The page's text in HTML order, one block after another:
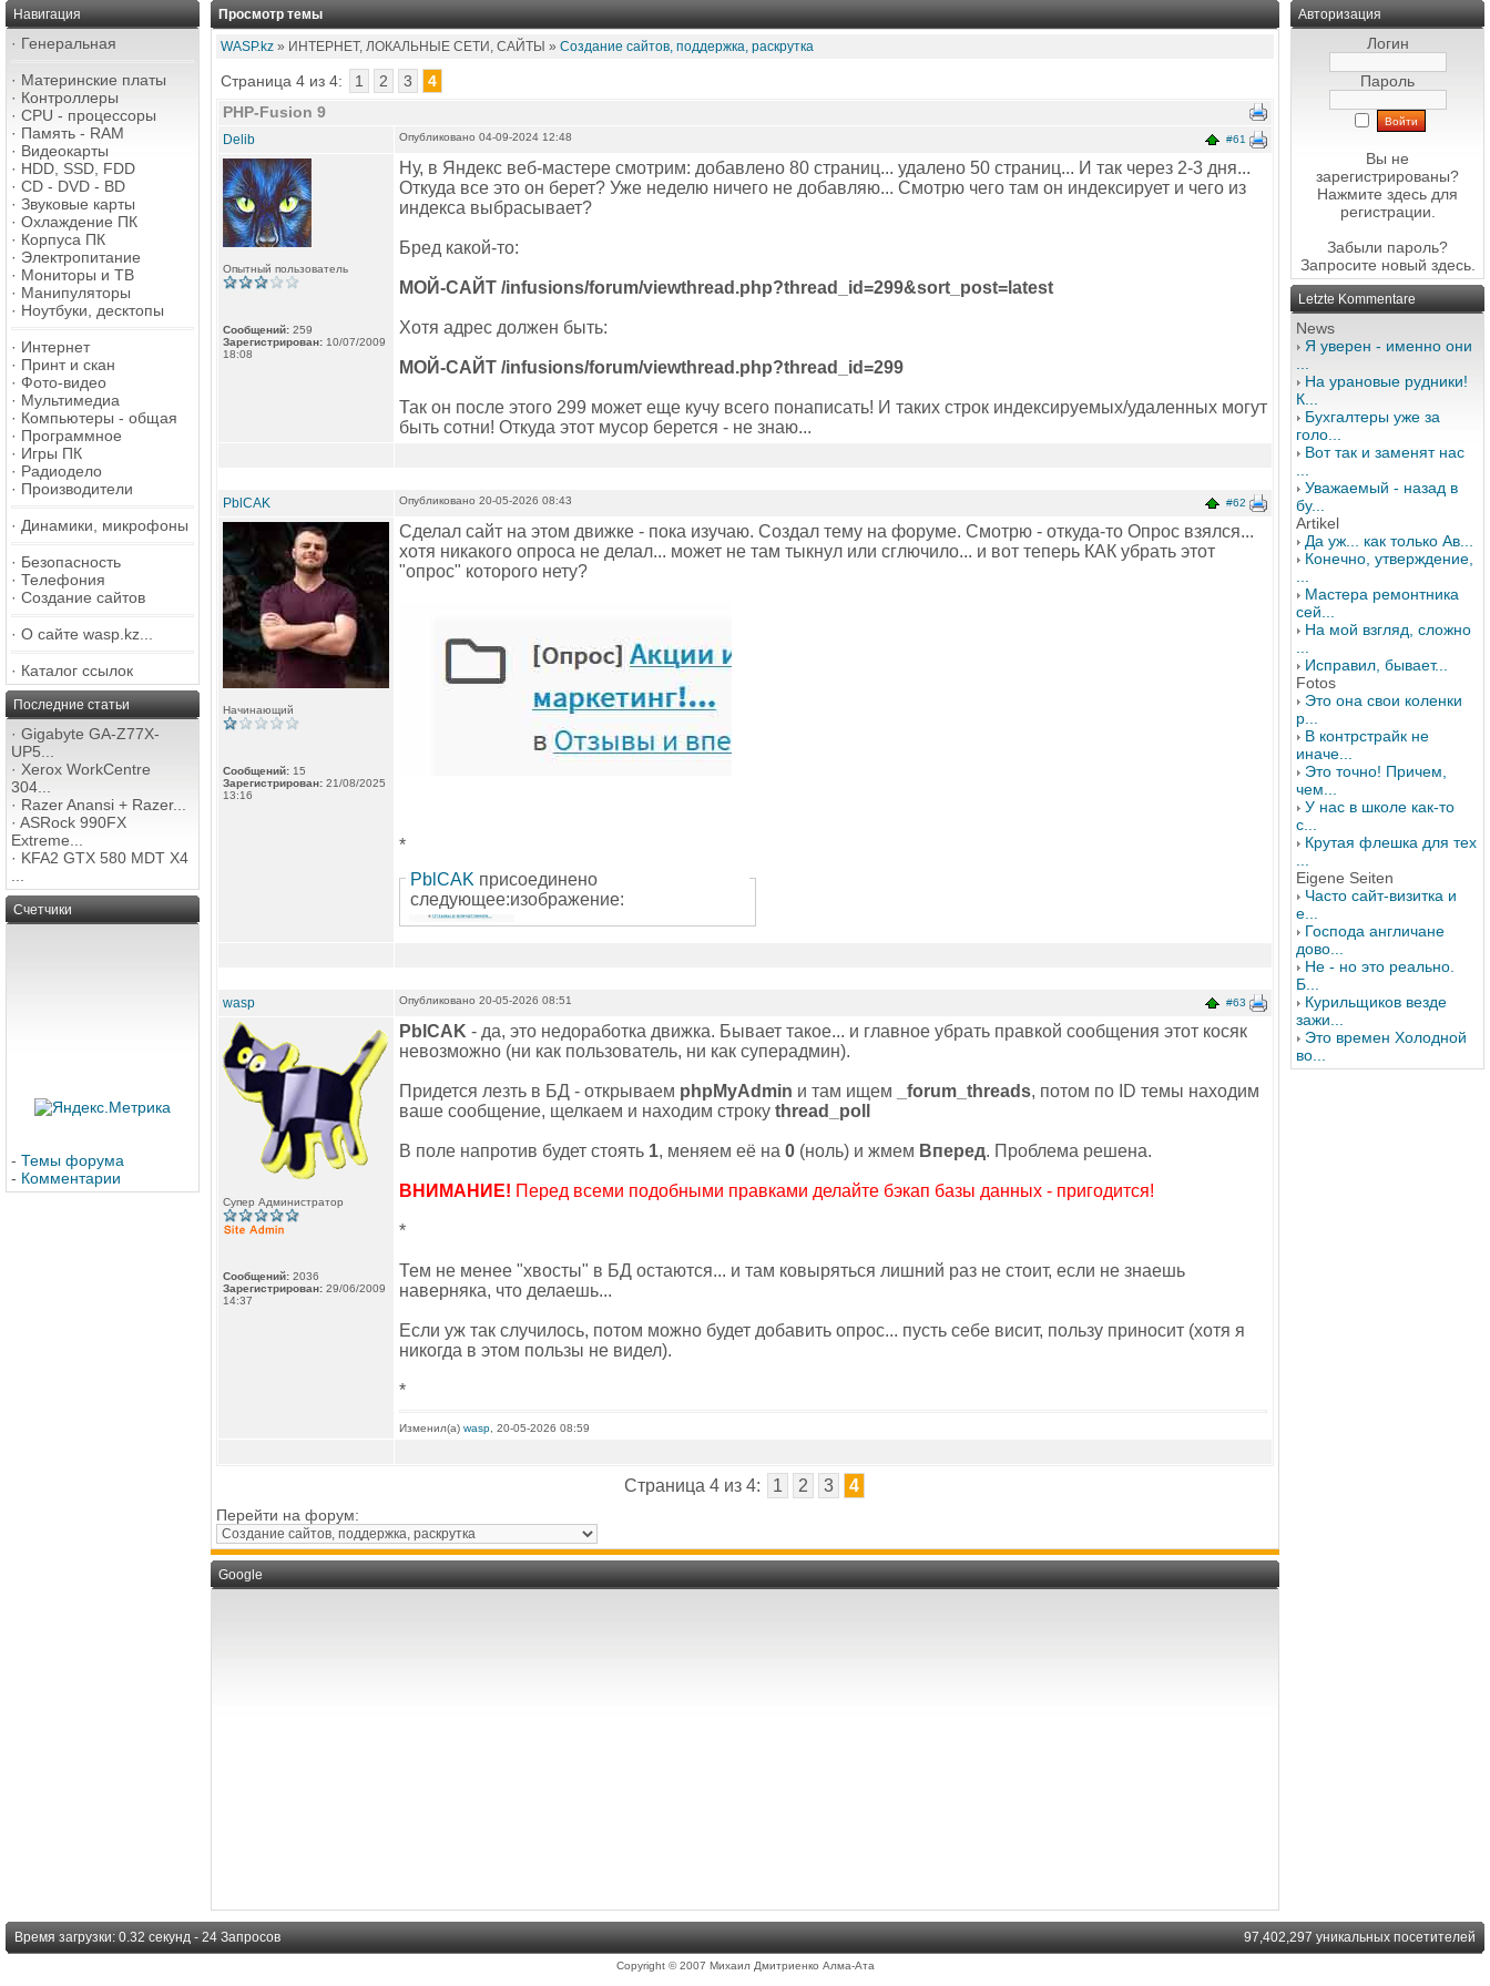
Навигация
· Генеральная
· Материнские платы
· Контроллеры
· CPU - процессоры
· Память - RAM
· Видеокарты
· HDD, SSD, FDD
· CD - DVD - BD
· Звуковые карты
· Охлаждение ПК
· Корпуса ПК
· Электропитание
· Мониторы и ТВ
· Манипуляторы
· Ноутбуки, десктопы
· Интернет
· Принт и скан
· Фото-видео
· Мультимедиа
· Компьютеры - общая
· Программное
· Игры ПК
· Радиодело
· Производители
· Динамики, микрофоны
· Безопасность
· Телефония
· Создание сайтов
· О сайте wasp.kz...
· Каталог ссылок
Последние статьи
· Gigabyte GA-Z77X-
UP5...
· Xerox WorkCentre
304...
· Razer Anansi + Razer...
· ASRock 990FX
Extreme...
· KFA2 GTX 580 MDT X4
Счетчики
- Темы форума
- Комментарии
Просмотр темы
WASP.kz » ИНТЕРНЕТ, ЛОКАЛЬНЫЕ СЕТИ, САЙТЫ » Создание сайтов, поддержка, раскрутка
Страница 4 из 4: 1 2 3
4
PHP-Fusion 9
Delib #61
Опубликовано 04-09-2024 12:48
Опытный пользователь
Сообщений: 259
Зарегистрирован: 10/07/2009
18:08
Ну, в Яндекс веб-мастере смотрим: добавлено 80 страниц... удалено 50 страниц... И так через 2-3 дня...
Откуда все это он берет? Уже неделю ничего не добавляю... Смотрю чего там он индексирует и чего из
индекса выбрасывает?
Бред какой-то:
МОЙ-САЙТ /infusions/forum/viewthread.php?thread_id=299&sort_post=latest
Хотя адрес должен быть:
МОЙ-САЙТ /infusions/forum/viewthread.php?thread_id=299
Так он после этого 299 может еще кучу всего понаписать! И таких строк индексируемых/удаленных могут
быть сотни! Откуда этот мусор берется - не знаю...
PblCAK #62
Опубликовано 20-05-2026 08:43
Начинающий
Сообщений: 15
Зарегистрирован: 21/08/2025
13:16
Сделал сайт на этом движке - пока изучаю. Создал тему на форуме. Смотрю - откуда-то Опрос взялся...
хотя никакого опроса не делал... может не там тыкнул или сглючило... и вот теперь КАК убрать этот
"опрос" которого нету?
*
PblCAK присоединено
следующее:изображение:
wasp #63
Опубликовано 20-05-2026 08:51
Супер Администратор
Сообщений: 2036
Зарегистрирован: 29/06/2009
14:37
PblCAK - да, это недоработка движка. Бывает такое... и главное убрать правкой сообщения этот косяк
невозможно (ни как пользователь, ни как суперадмин).
Придется лезть в БД - открываем phpMyAdmin и там ищем _forum_threads, потом по ID темы находим
ваше сообщение, щелкаем и находим строку thread_poll
В поле напротив будет стоять 1, меняем её на 0 (ноль) и жмем Вперед. Проблема решена.
ВНИМАНИЕ! Перед всеми подобными правками делайте бэкап базы данных - пригодится!
*
Тем не менее "хвосты" в БД остаются... и там ковыряться лишний раз не стоит, если не знаешь
наверняка, что делаешь...
Если уж так случилось, потом можно будет добавить опрос... пусть себе висит, пользу приносит (хотя я
никогда в этом пользы не видел).
*
Изменил(а) wasp , 20-05-2026 08:59
Страница 4 из 4: 1 2 3 4
Перейти на форум:
Google
Авторизация
Логин
Пароль
Вы не
зарегистрированы?
Нажмите здесь для
регистрации.
Забыли пароль?
Запросите новый здесь.
Letzte Kommentare
News
Я уверен - именно они
На урановые рудники!
К...
Бухгалтеры уже за
голо...
Вот так и заменят нас
Уважаемый - назад в
бу...
Artikel
Да уж... как только Ав...
Конечно, утверждение,
Мастера ремонтника
сей...
На мой взгляд, сложно
Исправил, бывает...
Fotos
Это она свои коленки
р...
В контрстрайк не
иначе...
Это точно! Причем,
чем...
У нас в школе как-то
с...
Крутая флешка для тех
Eigene Seiten
Часто сайт-визитка и
е...
Господа англичане
дово...
Не - но это реально.
Б...
Курильщиков везде
зажи...
Это времен Холодной
во...
Время загрузки: 0.32 секунд - 24 Запросов 97,402,297 уникальных посетителей
Copyright © 2007 Михаил Дмитриенко Алма-Ата